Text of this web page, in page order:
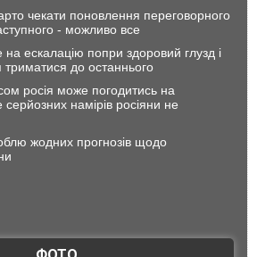
чекати поновлення переговорного
- можливо все
ескалацію попри здоровий глузд і
триматися до останнього
росія може погодитись на
намірів росіяни не
жодних прогнозів щодо